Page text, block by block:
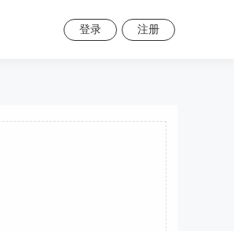
登录 注册